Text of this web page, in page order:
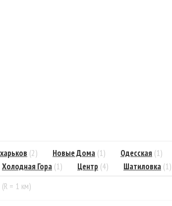
(2) Новые Дома (1) Одесская (1)
Холодная Гора (1) Центр (4) Шатиловка (1)
(R = 1 км)